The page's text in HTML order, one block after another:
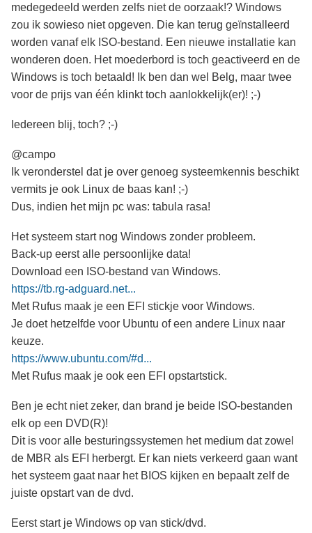
medegedeeld werden zelfs niet de oorzaak!? Windows
zou ik sowieso niet opgeven. Die kan terug geïnstalleerd
worden vanaf elk ISO-bestand. Een nieuwe installatie kan
wonderen doen. Het moederbord is toch geactiveerd en de
Windows is toch betaald! Ik ben dan wel Belg, maar twee
voor de prijs van één klinkt toch aanlokkelijk(er)! ;-)
Iedereen blij, toch? ;-)
@campo
Ik veronderstel dat je over genoeg systeemkennis beschikt
vermits je ook Linux de baas kan! ;-)
Dus, indien het mijn pc was: tabula rasa!
Het systeem start nog Windows zonder probleem.
Back-up eerst alle persoonlijke data!
Download een ISO-bestand van Windows.
https://tb.rg-adguard.net...
Met Rufus maak je een EFI stickje voor Windows.
Je doet hetzelfde voor Ubuntu of een andere Linux naar
keuze.
https://www.ubuntu.com/#d...
Met Rufus maak je ook een EFI opstartstick.
Ben je echt niet zeker, dan brand je beide ISO-bestanden
elk op een DVD(R)!
Dit is voor alle besturingssystemen het medium dat zowel
de MBR als EFI herbergt. Er kan niets verkeerd gaan want
het systeem gaat naar het BIOS kijken en bepaalt zelf de
juiste opstart van de dvd.
Eerst start je Windows op van stick/dvd.